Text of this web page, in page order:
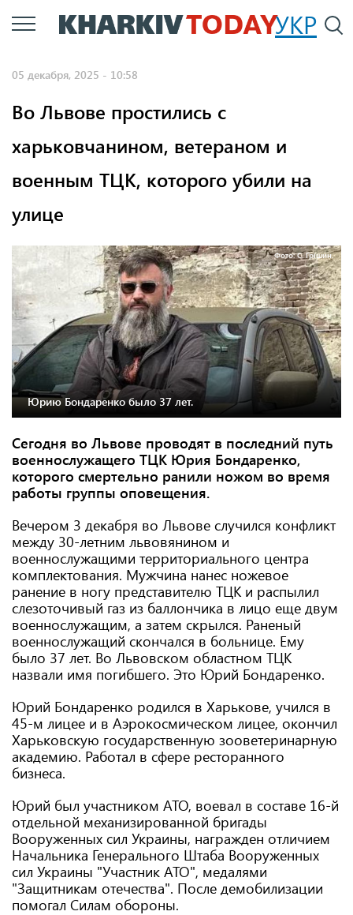
Перейти
к
УКР
05 декабря, 2025 - 10:58
Во Львове простились с
харьковчанином, ветераном и
военным ТЦК, которого убили на
улице
Фото: С. Грішин.
Юрию Бондаренко было 37 лет.
Сегодня во Львове проводят в последний путь
военнослужащего ТЦК Юрия Бондаренко,
которого смертельно ранили ножом во время
работы группы оповещения.
Вечером 3 декабря во Львове случился конфликт
между 30-летним львовянином и
военнослужащими территориального центра
комплектования. Мужчина нанес ножевое
ранение в ногу представителю ТЦК и распылил
слезоточивый газ из баллончика в лицо еще двум
военнослужащим, а затем скрылся. Раненый
военнослужащий скончался в больнице. Ему
было 37 лет. Во Львовском областном ТЦК
назвали имя погибшего. Это Юрий Бондаренко.
Юрий Бондаренко родился в Харькове, учился в
45-м лицее и в Аэрокосмическом лицее, окончил
Харьковскую государственную зооветеринарную
академию. Работал в сфере ресторанного
бизнеса.
Юрий был участником АТО, воевал в составе 16-й
отдельной механизированной бригады
Вооруженных сил Украины, награжден отличием
Начальника Генерального Штаба Вооруженных
сил Украины "Участник АТО", медалями
"Защитникам отечества". После демобилизации
помогал Силам обороны.